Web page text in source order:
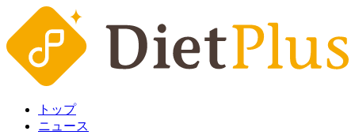
トップ
ニュース